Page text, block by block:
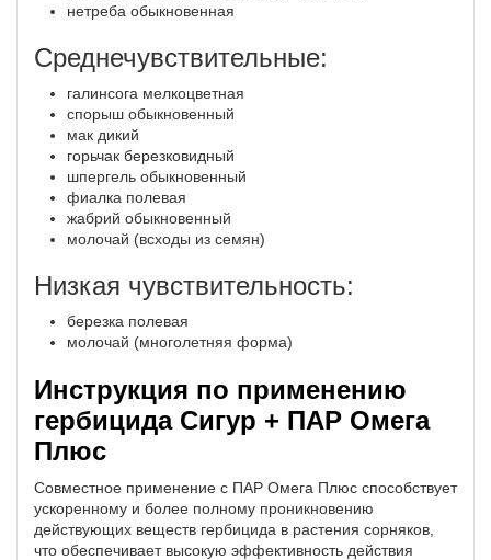
нетреба обыкновенная
Среднечувствительные:
галинсога мелкоцветная
спорыш обыкновенный
мак дикий
горьчак березковидный
шпергель обыкновенный
фиалка полевая
жабрий обыкновенный
молочай (всходы из семян)
Низкая чувствительность:
березка полевая
молочай (многолетняя форма)
Инструкция по применению
гербицида Сигур + ПАР Омега
Плюс
Совместное применение с ПАР Омега Плюс способствует
ускоренному и более полному проникновению
действующих веществ гербицида в растения сорняков,
что обеспечивает высокую эффективность действия